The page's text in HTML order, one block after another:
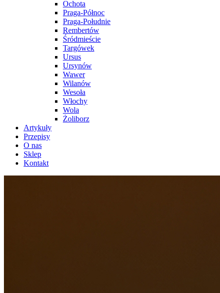
Ochota
Praga-Północ
Praga-Południe
Rembertów
Śródmieście
Targówek
Ursus
Ursynów
Wawer
Wilanów
Wesoła
Włochy
Wola
Żoliborz
Artykuły
Przepisy
O nas
Sklep
Kontakt